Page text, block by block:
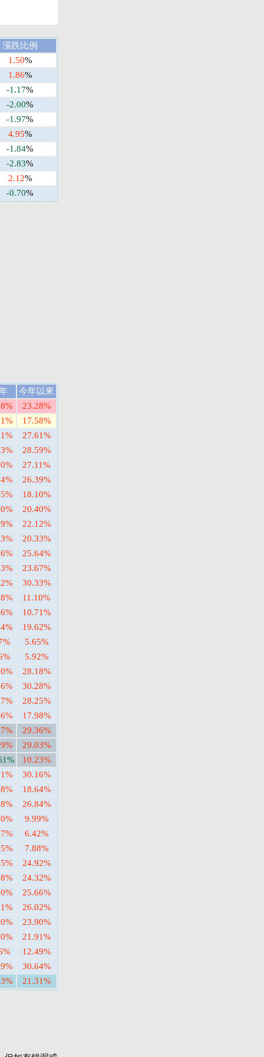
漲跌比例
1.50%
1.86%
-1.17%
-2.00%
-1.97%
4.95%
-1.84%
-2.83%
2.12%
-0.70%
今年以來
23.28%
17.58%
27.61%
28.59%
27.11%
26.39%
18.10%
20.40%
22.12%
20.33%
25.64%
23.67%
30.33%
11.10%
10.71%
19.62%
5.65%
5.92%
28.18%
30.28%
28.25%
17.98%
29.36%
29.03%
10.23%
30.16%
18.64%
26.84%
9.99%
6.42%
7.88%
24.92%
24.32%
25.66%
26.02%
23.90%
21.91%
12.49%
30.64%
21.31%